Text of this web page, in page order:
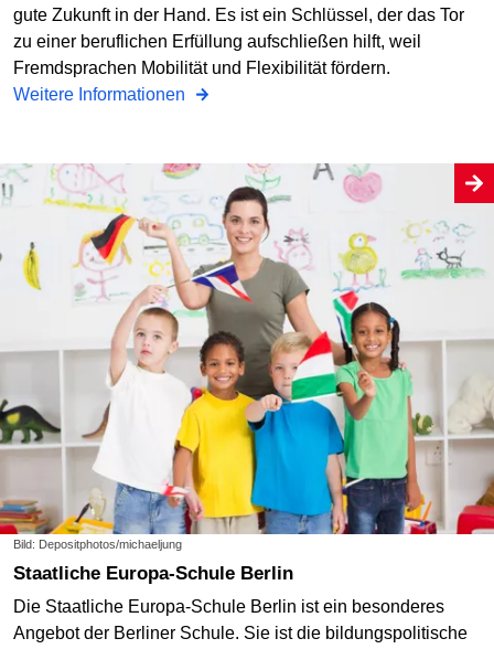
gute Zukunft in der Hand. Es ist ein Schlüssel, der das Tor
zu einer beruflichen Erfüllung aufschließen hilft, weil
Fremdsprachen Mobilität und Flexibilität fördern.
Weitere Informationen
Bild: Depositphotos/michaeljung
Staatliche Europa-Schule Berlin
Die Staatliche Europa-Schule Berlin ist ein besonderes
Angebot der Berliner Schule. Sie ist die bildungspolitische